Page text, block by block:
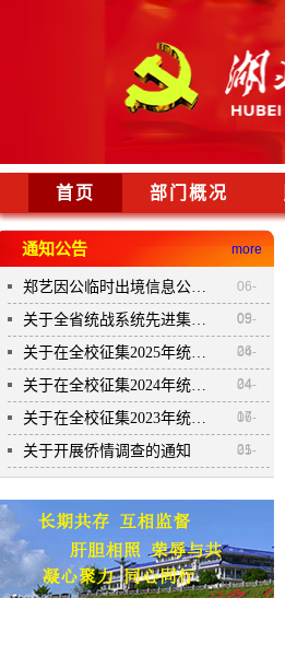
首页 部门概况
通知公告 more
郑艺因公临时出境信息公开公示表 06-
09
关于全省统战系统先进集体和... 05-
26
关于在全校征集2025年统战理... 04-
24
关于在全校征集2024年统战理... 04-
17
关于在全校征集2023年统战理... 06-
21
关于开展侨情调查的通知 05-
12